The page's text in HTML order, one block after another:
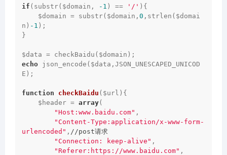
if (substr($domain, -1 ) == '/' ){
    $domain = substr($domain,
0 ,strlen($domai
n) -1 );
}
echo json_encode($data,JSON_UNESCAPED_UNICOD
E);
function checkBaidu ($url) {
    $header =
array(
"Host:www.baidu.com" ,
"Content-Type:application/x-www-form-
urlencoded" , //post请求
"Connection: keep-alive" ,
"Referer:https://www.baidu.com" ,